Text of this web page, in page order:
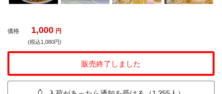
価格 1,000 円
(税込1,080円)
販売終了しました